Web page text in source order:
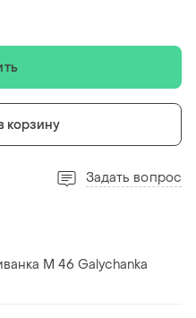
корзину
Задать вопрос
M 46 Galychanka